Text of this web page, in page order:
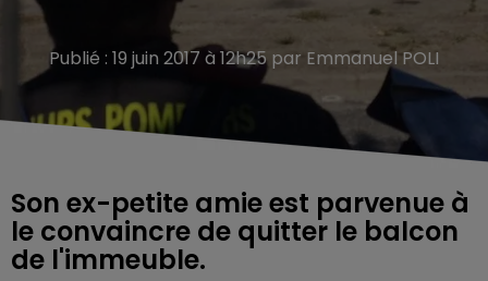
Publié : 19 juin 2017 à 12h25 par Emmanuel POLI
Son ex-petite amie est parvenue à
le convaincre de quitter le balcon
de l'immeuble.